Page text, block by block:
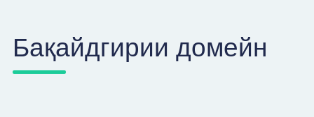
Бақайдгирии домейн